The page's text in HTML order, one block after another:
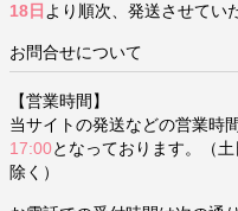
18日 より順次、発送させてい
お問合せについて
【営業時間】
当サイトの発送などの営業時
17:00となっております。（
除く）